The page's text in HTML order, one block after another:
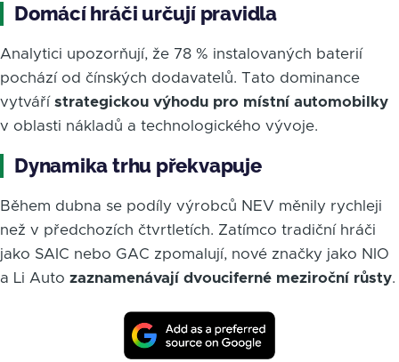
Domácí hráči určují pravidla
Analytici upozorňují, že 78 % instalovaných baterií
pochází od čínských dodavatelů. Tato dominance
vytváří strategickou výhodu pro místní automobilky
v oblasti nákladů a technologického vývoje.
Dynamika trhu překvapuje
Během dubna se podíly výrobců NEV měnily rychleji
než v předchozích čtvrtletích. Zatímco tradiční hráči
jako SAIC nebo GAC zpomalují, nové značky jako NIO
a Li Auto zaznamenávají dvouciferné meziroční růsty.